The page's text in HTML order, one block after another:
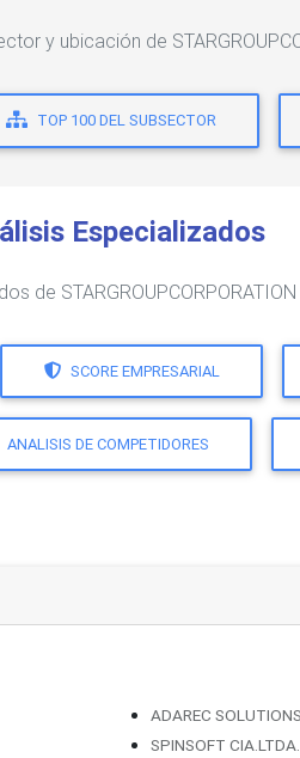
y ubicación de
TOP 100 DEL SUBSECTOR
Especializados
de STARGROUPCORPORATION
SCORE EMPRESARIAL
ANALISIS DE COMPETIDORES
ADAREC
SPINSOFT CIA.LTDA.